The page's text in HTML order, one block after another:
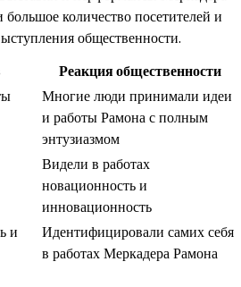
количество посетителей и
общественности.
Реакция общественности
Многие люди принимали идеи
и работы Рамона с полным
энтузиазмом
Видели в работах
новационность и
инновационность
и
Идентифицировали самих себя
в работах Меркадера Рамона